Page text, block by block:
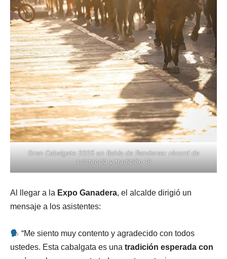
Gran Cabalgata 2025 en Bahía de Banderas: récord de
asistencia y tradición 18
Al llegar a la Expo Ganadera, el alcalde dirigió un
mensaje a los asistentes:
“Me siento muy contento y agradecido con todos
ustedes. Esta cabalgata es una tradición esperada con